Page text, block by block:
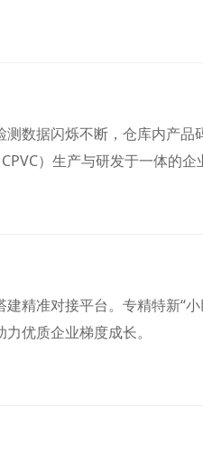
数据闪烁不断，仓库内产品
）生产与研发于一体的企
精准对接平台。专精特新“
优质企业梯度成长。